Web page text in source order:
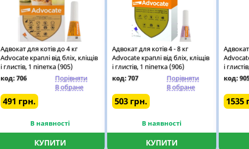
Адвокат для котів до 4 кг
Advocate краплі від бліх, кліщів
і глистів, 1 піпетка (905)
код: 706
Порівняти
В обране
491 грн.
В наявності
КУПИТИ
Адвокат для котів 4 - 8 кг
Advocate краплі від бліх, кліщів
і глистів, 1 піпетка (906)
код: 707
Порівняти
В обране
503 грн.
В наявності
КУПИТИ
і
код:
1535